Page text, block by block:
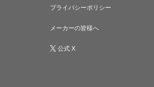
プライバシーポリシー
メーカーの皆様へ
公式 X